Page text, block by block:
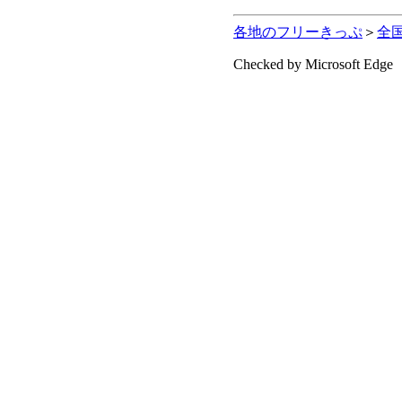
各地のフリーきっぷ ＞ 全
Checked by Microsoft Edge